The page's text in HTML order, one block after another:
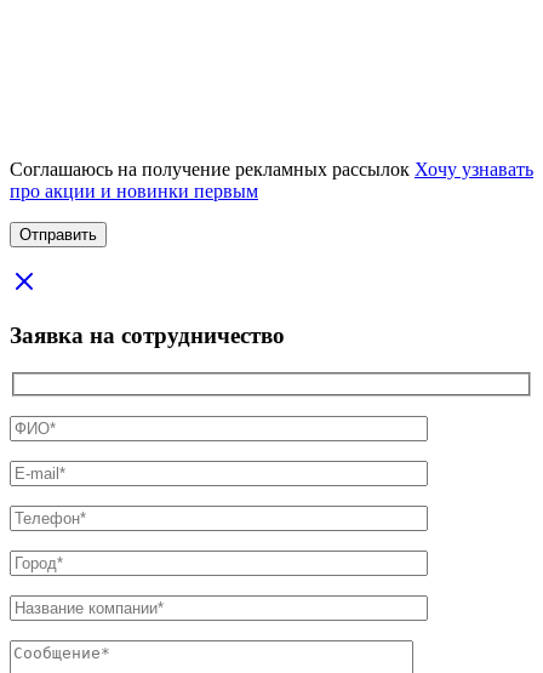
Соглашаюсь на получение рекламных рассылок Хочу узнавать
про акции и новинки первым
Заявка на сотрудничество